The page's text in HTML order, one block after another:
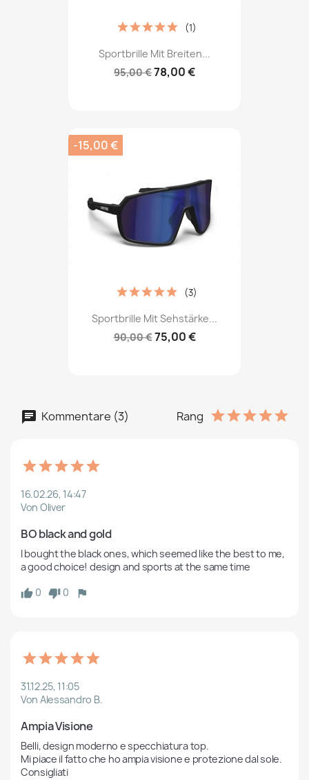
Sportbrille Mit Breiten...
95,00 €78,00 €
(1)
Sportbrille Mit Sehstärke...
90,00 €75,00 €
(3)
-15,00 €
Kommentare (3) Rang
16.02.26, 14:47
Von Oliver
BO black and gold
I bought the black ones, which seemed like the best to me,
a good choice! design and sports at the same time
0
0
31.12.25, 11:05
Von Alessandro B.
Ampia Visione
Belli, design moderno e specchiatura top.
Mi piace il fatto che ho ampia visione e protezione dal sole.
Consigliati